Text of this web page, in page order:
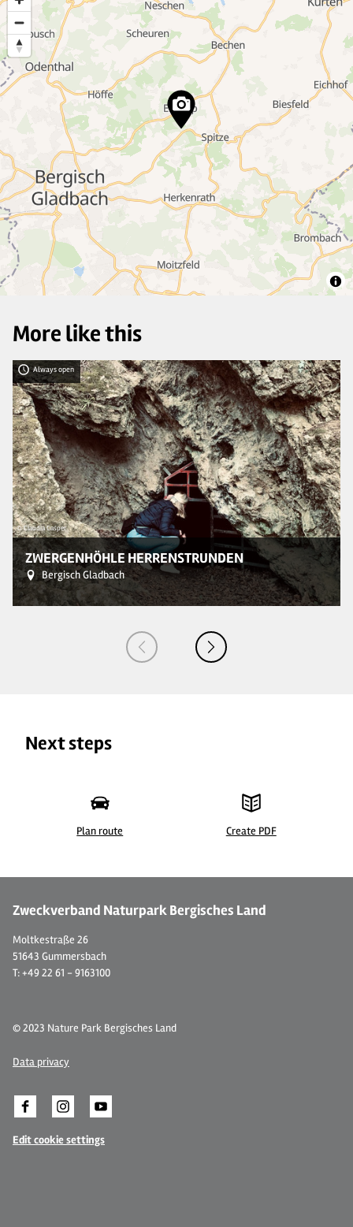
5
2
8
More like this
Always open
© Claudia Casper
ZWERGENHÖHLE HERRENSTRUNDEN
Bergisch Gladbach
Next steps
Plan route Create PDF
Zweckverband Naturpark Bergisches Land
Moltkestraße 26
51643 Gummersbach
T: +49 22 61 - 9163100
© 2023 Nature Park Bergisches Land
Data privacy
Edit cookie settings